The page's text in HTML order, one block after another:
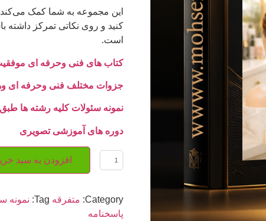
این مجموعه به شما کمک
کنید و روی نکاتی تمرکز داشته
است.
کتاب های فنی وحرفه ای
جزوات مختلف فنی وحرفه ای
نمونه سئولات کلیه رشته ها
دوره های آموزشی تصویری
افزودن به سبد
Category: متفرقه Tag: نمونه
پاسخنامه